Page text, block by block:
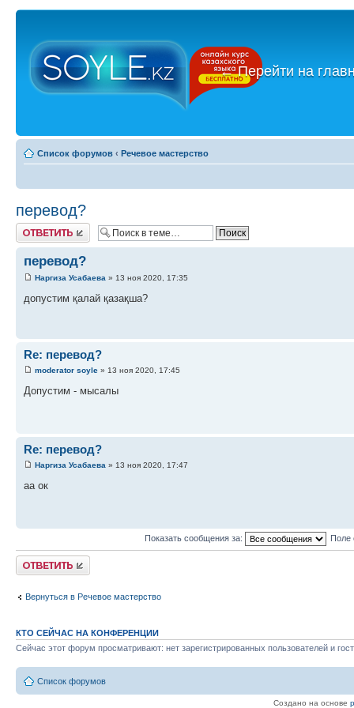
←Перейти на
Список форумов ‹ Речевое мастерство
перевод?
Ответить
перевод?
Наргиза Усабаева » 13 ноя 2020, 17:35
допустим қалай қазақша?
Re: перевод?
moderator soyle » 13 ноя 2020, 17:45
Допустим - мысалы
Re: перевод?
Наргиза Усабаева » 13 ноя 2020, 17:47
аа ок
Показать сообщения за: Поле
Ответить
Вернуться в Речевое мастерство
КТО СЕЙЧАС НА КОНФЕРЕНЦИИ
Сейчас этот форум просматривают: нет зарегистрированных пользователей и
Список форумов
Создано на основе